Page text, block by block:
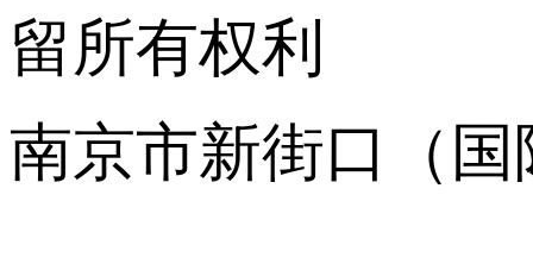
留所有权利
南京市新街口（